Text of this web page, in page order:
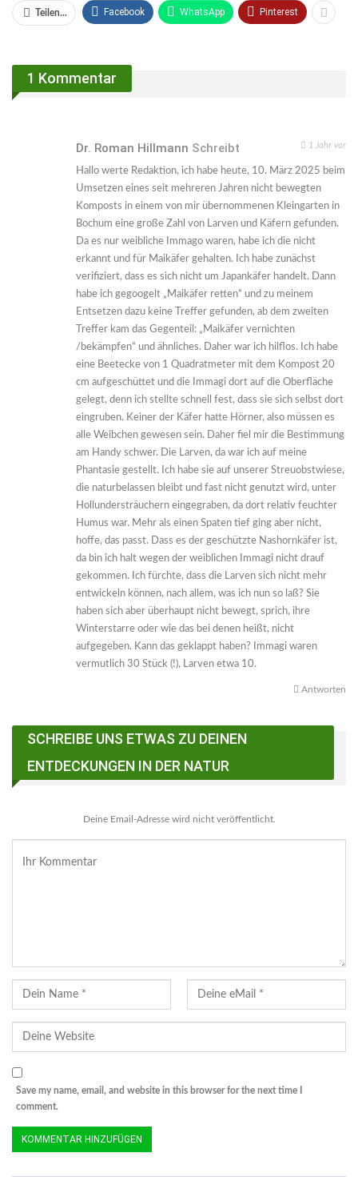
Teilen... Facebook WhatsApp Pinterest
1 Kommentar
Dr. Roman Hillmann Schreibt 1 Jahr vor
Hallo werte Redaktion, ich habe heute, 10. März 2025 beim
Umsetzen eines seit mehreren Jahren nicht bewegten
Komposts in einem von mir übernommenen Kleingarten in
Bochum eine große Zahl von Larven und Käfern gefunden.
Da es nur weibliche Immago waren, habe ich die nicht
erkannt und für Maikäfer gehalten. Ich habe zunächst
verifiziert, dass es sich nicht um Japankäfer handelt. Dann
habe ich gegoogelt „Maikäfer retten“ und zu meinem
Entsetzen dazu keine Treffer gefunden, ab dem zweiten
Treffer kam das Gegenteil: „Maikäfer vernichten
/bekämpfen“ und ähnliches. Daher war ich hilflos. Ich habe
eine Beetecke von 1 Quadratmeter mit dem Kompost 20
cm aufgeschüttet und die Immagi dort auf die Oberfläche
gelegt, denn ich stellte schnell fest, dass sie sich selbst dort
eingruben. Keiner der Käfer hatte Hörner, also müssen es
alle Weibchen gewesen sein. Daher fiel mir die Bestimmung
am Handy schwer. Die Larven, da war ich auf meine
Phantasie gestellt. Ich habe sie auf unserer Streuobstwiese,
die naturbelassen bleibt und fast nicht genutzt wird, unter
Hollundersträuchern eingegraben, da dort relativ feuchter
Humus war. Mehr als einen Spaten tief ging aber nicht,
hoffe, das passt. Dass es der geschützte Nashornkäfer ist,
da bin ich halt wegen der weiblichen Immagi nicht drauf
gekommen. Ich fürchte, dass die Larven sich nicht mehr
entwickeln können, nach allem, was ich nun so laß? Sie
haben sich aber überhaupt nicht bewegt, sprich, ihre
Winterstarre oder wie das bei denen heißt, nicht
aufgegeben. Kann das geklappt haben? Immagi waren
vermutlich 30 Stück (!), Larven etwa 10.
Antworten
SCHREIBE UNS ETWAS ZU DEINEN
ENTDECKUNGEN IN DER NATUR
Deine Email-Adresse wird nicht veröffentlicht.
Save my name, email, and website in this browser for the next time I
comment.